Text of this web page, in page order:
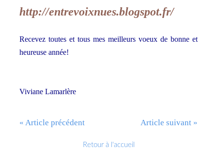
http://entrevoixnues.blogspot.fr/
Recevez toutes et tous mes meilleurs voeux de bonne et
heureuse année!
Viviane Lamarlère
« Article précédent Article suivant »
Retour à l'accueil